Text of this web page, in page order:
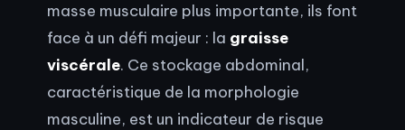
masse musculaire plus importante, ils font
face à un défi majeur : la graisse
viscérale. Ce stockage abdominal,
caractéristique de la morphologie
masculine, est un indicateur de risque